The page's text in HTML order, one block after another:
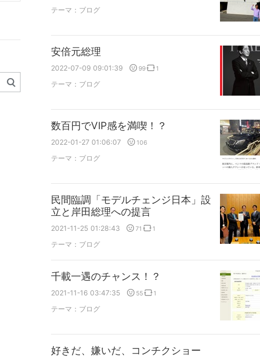
テーマ： ブログ
安倍元総理
2022-07-09 09:01:39 99 1
テーマ： ブログ
数百円でVIP感を満喫！？
2022-01-27 01:06:07 106
テーマ： ブログ
民間臨調「モデルチェンジ日本」設
立と岸田総理への提言
2021-11-25 01:28:43 71 1
テーマ： ブログ
千載一遇のチャンス！？
2021-11-16 03:47:35 55 1
テーマ： ブログ
好きだ、嫌いだ、コンチクショー